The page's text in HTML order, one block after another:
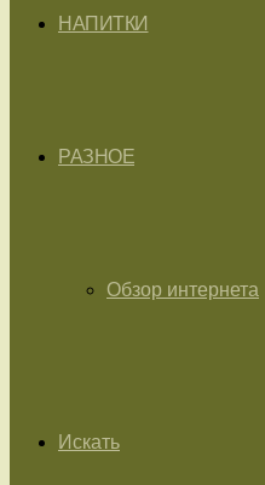
НАПИТКИ
РАЗНОЕ
Обзор интернета
Искать